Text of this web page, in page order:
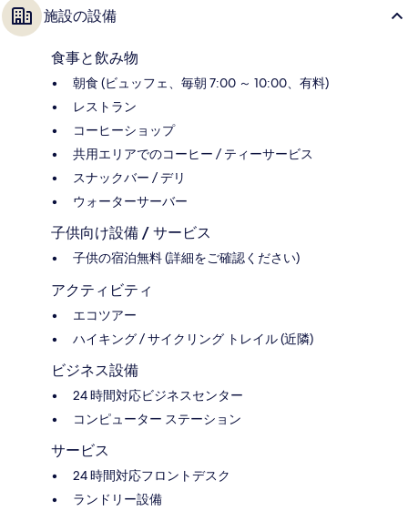
施設の設備
食事と飲み物
朝食 (ビュッフェ、毎朝 7:00 ～ 10:00、有料)
レストラン
コーヒーショップ
共用エリアでのコーヒー / ティーサービス
スナックバー / デリ
ウォーターサーバー
子供向け設備 / サービス
子供の宿泊無料 (詳細をご確認ください)
アクティビティ
エコツアー
ハイキング / サイクリング トレイル (近隣)
ビジネス設備
24 時間対応ビジネスセンター
コンピューター ステーション
サービス
24 時間対応フロントデスク
ランドリー設備